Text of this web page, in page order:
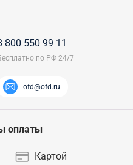
800 550 99 11
ofd@ofd.ru
оплаты
Картой